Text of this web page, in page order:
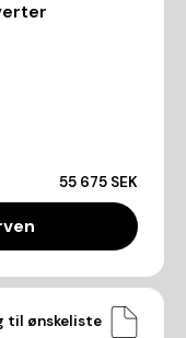
55 675 SEK
til ønskeliste